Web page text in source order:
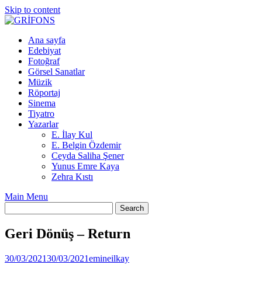
Skip to content
Ana sayfa
Edebiyat
Fotoğraf
Görsel Sanatlar
Müzik
Röportaj
Sinema
Tiyatro
Yazarlar
E. İlay Kul
E. Belgin Özdemir
Ceyda Saliha Şener
Yunus Emre Kaya
Zehra Kıstı
Main Menu
Geri Dönüş – Return
30/03/202130/03/2021emineilkay